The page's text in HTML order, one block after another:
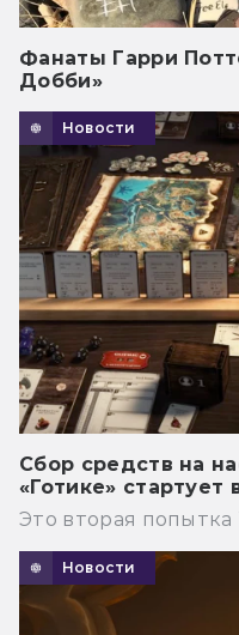
Фанаты Гарри
Добби»
Новости
Сбор средств на
«Готике» стартует
Это вторая попытка
Новости